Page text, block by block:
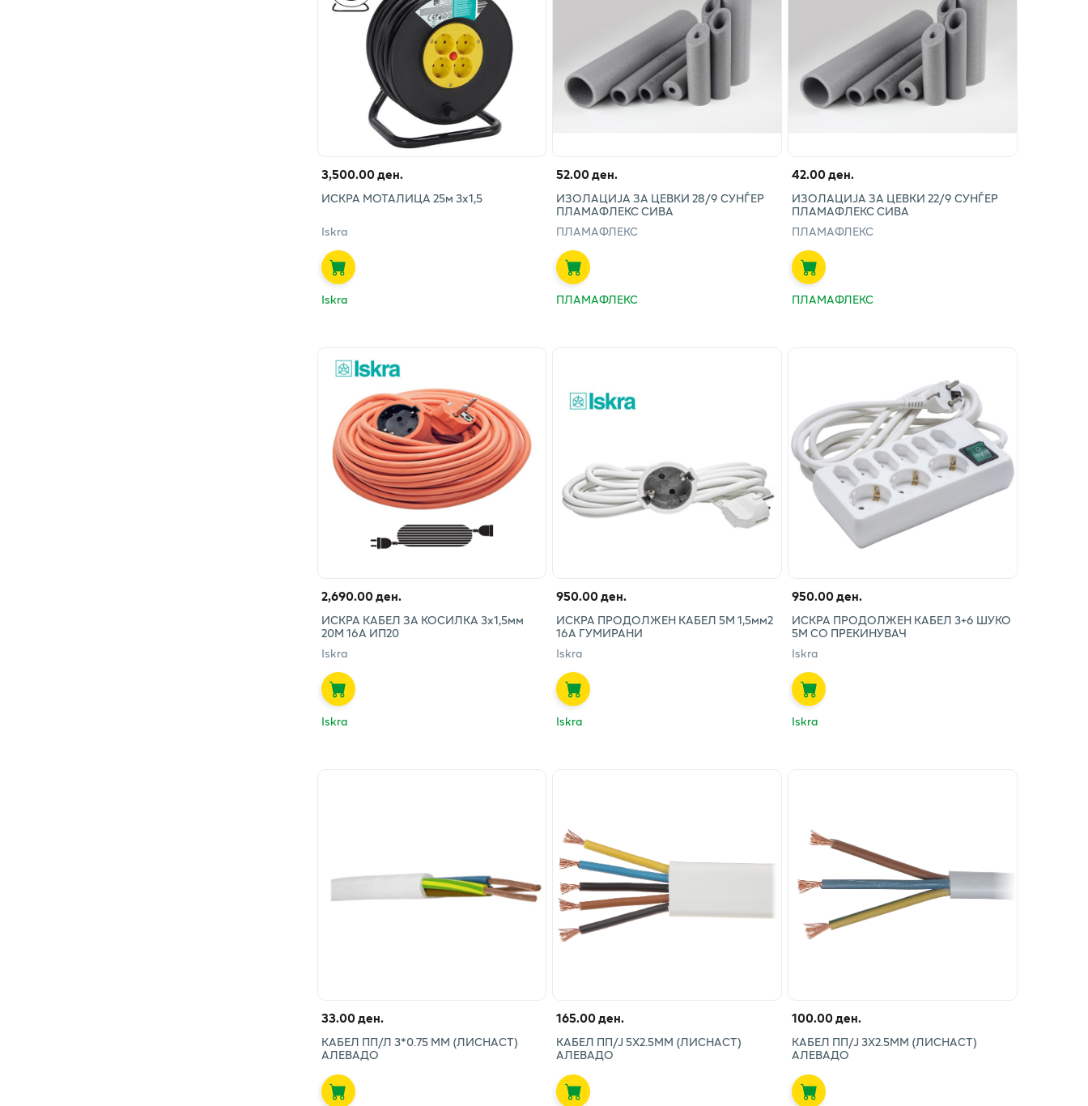
3,500.00 ден.
ИСКРА МОТАЛИЦА 25м 3х1,5
Iskra
Iskra
52.00 ден.
ИЗОЛАЦИЈА ЗА ЦЕВКИ 28/9 СУНЃЕР
ПЛАМАФЛЕКС СИВА
ПЛАМАФЛЕКС
ПЛАМАФЛЕКС
42.00 ден.
ИЗОЛАЦИЈА ЗА ЦЕВКИ 22/9 СУНЃЕР
ПЛАМАФЛЕКС СИВА
ПЛАМАФЛЕКС
ПЛАМАФЛЕКС
2,690.00 ден.
ИСКРА КАБЕЛ ЗА КОСИЛКА 3х1,5мм
20М 16А ИП20
Iskra
Iskra
950.00 ден.
ИСКРА ПРОДОЛЖЕН КАБЕЛ 5М 1,5мм2
16А ГУМИРАНИ
Iskra
Iskra
950.00 ден.
ИСКРА ПРОДОЛЖЕН КАБЕЛ 3+6 ШУКО
5М СО ПРЕКИНУВАЧ
Iskra
Iskra
33.00 ден.
КАБЕЛ ПП/Л 3*0.75 ММ (ЛИСНАСТ)
АЛЕВАДО
165.00 ден.
КАБЕЛ ПП/Ј 5X2.5ММ (ЛИСНАСТ)
АЛЕВАДО
100.00 ден.
КАБЕЛ ПП/Ј 3X2.5ММ (ЛИСНАСТ)
АЛЕВАДО